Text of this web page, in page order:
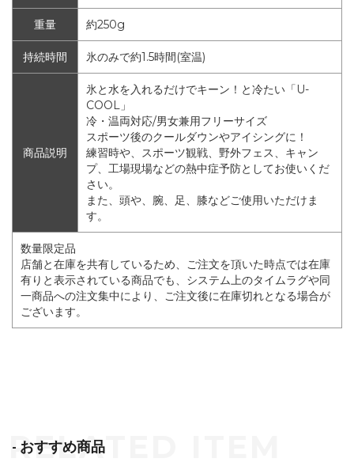
重量 約250g
持続時間 氷のみで約1.5時間(室温)
商品説明
氷と水を入れるだけでキーン！と冷たい「U-
COOL」
冷・温両対応/男女兼用フリーサイズ
スポーツ後のクールダウンやアイシングに！
練習時や、スポーツ観戦、野外フェス、キャン
プ、工場現場などの熱中症予防としてお使いくだ
さい。
また、頭や、腕、足、膝などご使用いただけま
す。
数量限定品
店舗と在庫を共有しているため、ご注文を頂いた時点では在庫
有りと表示されている商品でも、システム上のタイムラグや同
一商品への注文集中により、ご注文後に在庫切れとなる場合が
ございます。
- おすすめ商品